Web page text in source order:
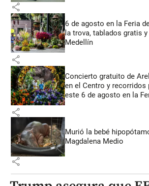
share
6 de agosto en la Feria
la trova, tablados gratis
Medellín
share
Concierto gratuito de
en el Centro y recorridos
este 6 de agosto en la
share
Murió la bebé
Magdalena Medio
share